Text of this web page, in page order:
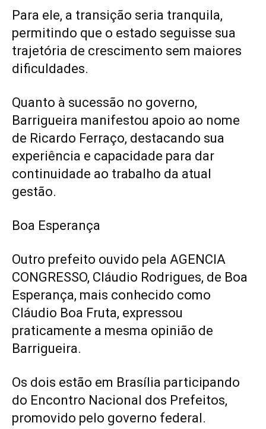
Para ele, a transição seria tranquila,
permitindo que o estado seguisse sua
trajetória de crescimento sem maiores
dificuldades.
Quanto à sucessão no governo,
Barrigueira manifestou apoio ao nome
de Ricardo Ferraço, destacando sua
experiência e capacidade para dar
continuidade ao trabalho da atual
gestão.
Boa Esperança
Outro prefeito ouvido pela AGENCIA
CONGRESSO, Cláudio Rodrigues, de Boa
Esperança, mais conhecido como
Cláudio Boa Fruta, expressou
praticamente a mesma opinião de
Barrigueira.
Os dois estão em Brasília participando
do Encontro Nacional dos Prefeitos,
promovido pelo governo federal.